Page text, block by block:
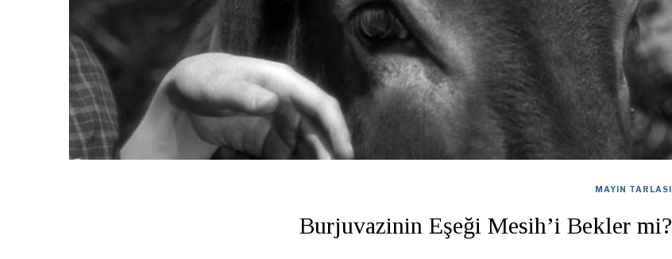
MAYIN TARLASI
Burjuvazinin Eşeği Mesih’i Bekler mi?